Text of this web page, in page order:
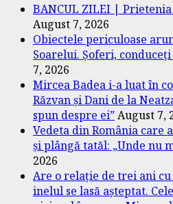
BANCUL ZILEI |
August 7, 2026
Obiectele periculoase
Soarelui. Șoferi,
7, 2026
Mircea Badea i-a luat în
Răzvan și Dani de la
spun despre ei”August 7,
Vedeta din România care
și plângă tatăl: „Unde nu
2026
Are o relație de trei ani
inelul se lasă așteptat.